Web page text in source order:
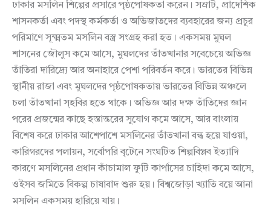
ঢাকার মসলিন শিল্পের প্রসারে পৃষ্ঠপোষকতা করেন। সম্রাট, প্রাদেশিক
শাসনকর্তা এবং পদস্থ কর্মকর্তা ও অভিজাতদের ব্যবহারের জন্য প্রচুর
পরিমাণে সূক্ষ্মতম মসলিন বস্ত্র সংগ্রহ করা হত। একসময় মুঘল
শাসনের জৌলুস কমে আসে, মুঘলদের তাঁতখানার সবেচেয়ে অভিজ্ঞ
তাঁতিরা দারিদ্র্যে আর অনাহারে পেশা পরিবর্তন করে। ভারতের বিভিন্ন
স্থানীয় রাজা এবং মুঘলদের পৃষ্ঠপোষকতায় ভারতের বিভিন্ন অঞ্চলে
চলা তাঁতখানা স্হবির হতে থাকে। অভিজ্ঞ আর দক্ষ তাঁতিদের জ্ঞান
পরের প্রজন্মের কাছে হস্তান্তরের সুযোগ কমে আসে, আর বাংলায়
বিশেষ করে ঢাকার আশেপাশে মসলিনের তাঁতখানা বন্ধ হয়ে যাওয়া,
কারিগরদের পলায়ন, সর্বোপরি বৃটেনে সংঘটিত শিল্পবিপ্লব ইত্যাদি
কারণে মসলিনের প্রধান কাঁচামাল ফুটি কার্পাসের চাহিদা কমে আসে,
ওইসব জমিতে বিকল্প চাষাবাদ শুরু হয়। বিশ্বজোড়া খ্যাতি বয়ে আনা
মসলিন একসময় হারিয়ে যায়।